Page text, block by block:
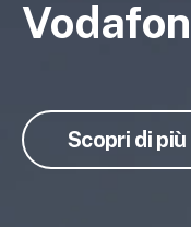
Scopri di più